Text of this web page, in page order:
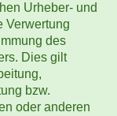
Urheber- und
Verwertung
des
Dies gilt
bzw.
oder anderen